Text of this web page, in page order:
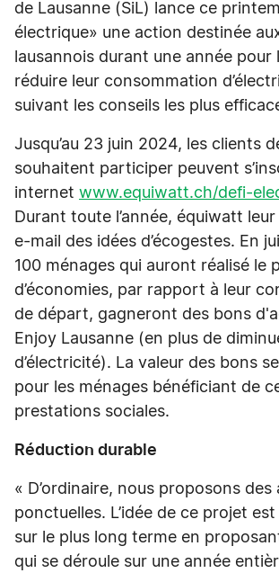
de Lausanne (SiL) lance ce
électrique» une action destinée
lausannois durant une année pour
réduire leur consommation
suivant les conseils les plus
Jusqu’au 23 juin 2024, les clients
souhaitent participer peuvent
internet www.equiwatt.ch/defi-
Durant toute l’année, équiwatt
e-mail des idées d’écogestes. En
100 ménages qui auront réalisé le
d’économies, par rapport à leur
de départ, gagneront des bons
Enjoy Lausanne (en plus de
d’électricité). La valeur des bons
pour les ménages bénéficiant de
prestations sociales.
Réduction durable
« D’ordinaire, nous proposons
ponctuelles. L’idée de ce projet
sur le plus long terme en
qui se déroule sur une année